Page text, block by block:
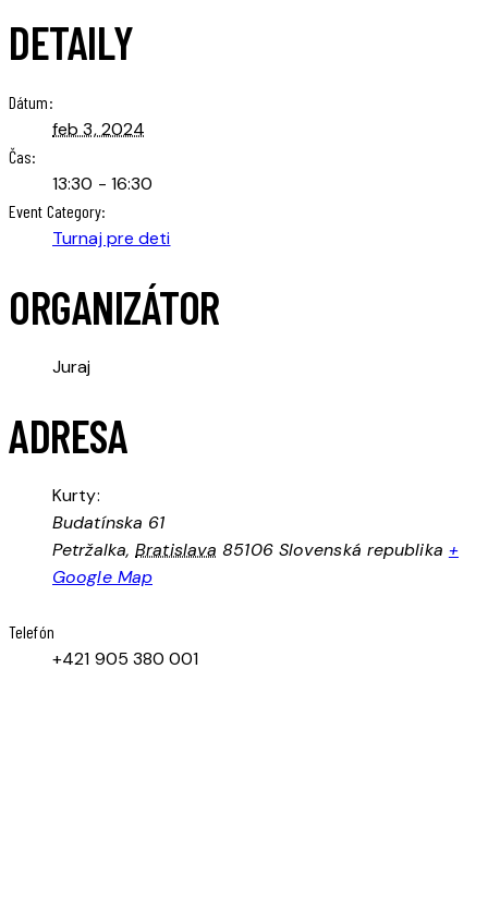
DETAILY
Dátum:
feb 3, 2024
Čas:
13:30 - 16:30
Event Category:
Turnaj pre deti
ORGANIZÁTOR
Juraj
ADRESA
Kurty:
Budatínska 61
Petržalka, Bratislava 85106 Slovenská republika +
Google Map
Telefón
+421 905 380 001